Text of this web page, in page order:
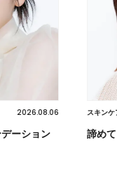
2026.08.06
ション
スキンケア
諦めて